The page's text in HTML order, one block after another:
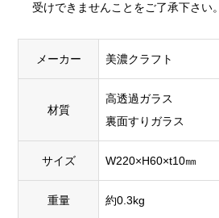
受けできませんことをご了承下さい。
メーカー 美濃クラフト
材質
高透過ガラス
裏面すりガラス
サイズ W220×H60×t10㎜
重量 約0.3kg